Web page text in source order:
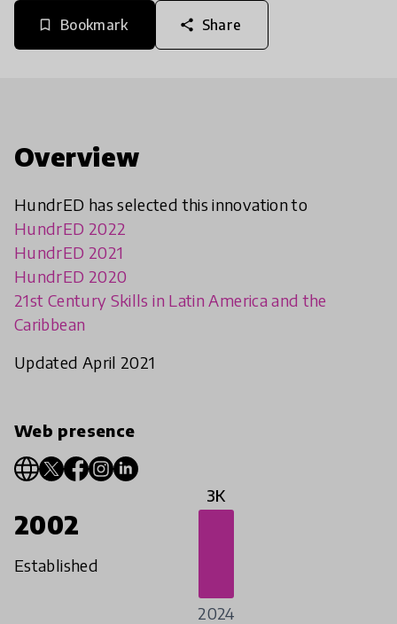
bookmark_border Bookmark share Share
Overview
HundrED has selected this innovation to
HundrED 2022
HundrED 2021
HundrED 2020
21st Century Skills in Latin America and the
Caribbean
Updated April 2021
Web presence
2002
Established
3K
2024